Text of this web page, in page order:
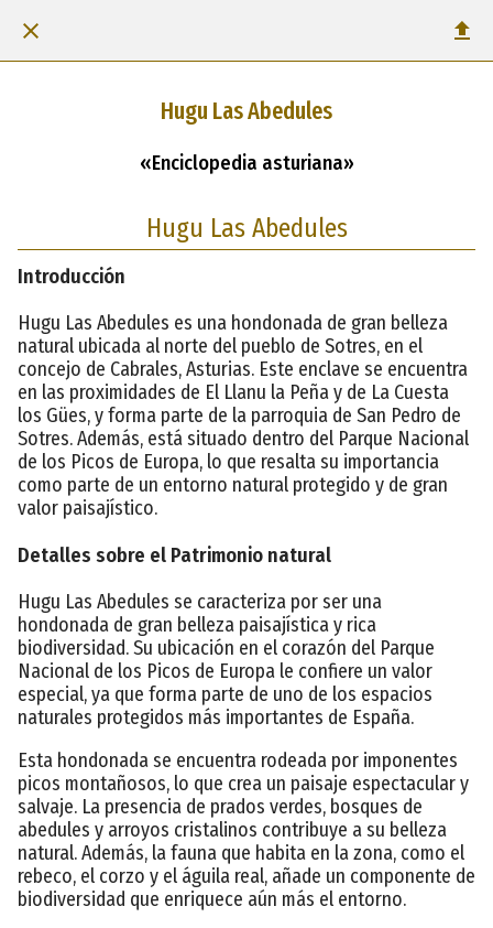
Hugu Las Abedules
«Enciclopedia asturiana»
Hugu Las Abedules
Introducción
Hugu Las Abedules es una hondonada de gran belleza
natural ubicada al norte del pueblo de Sotres, en el
concejo de Cabrales, Asturias. Este enclave se encuentra
en las proximidades de El Llanu la Peña y de La Cuesta
los Gües, y forma parte de la parroquia de San Pedro de
Sotres. Además, está situado dentro del Parque Nacional
de los Picos de Europa, lo que resalta su importancia
como parte de un entorno natural protegido y de gran
valor paisajístico.
Detalles sobre el Patrimonio natural
Hugu Las Abedules se caracteriza por ser una
hondonada de gran belleza paisajística y rica
biodiversidad. Su ubicación en el corazón del Parque
Nacional de los Picos de Europa le confiere un valor
especial, ya que forma parte de uno de los espacios
naturales protegidos más importantes de España.
Esta hondonada se encuentra rodeada por imponentes
picos montañosos, lo que crea un paisaje espectacular y
salvaje. La presencia de prados verdes, bosques de
abedules y arroyos cristalinos contribuye a su belleza
natural. Además, la fauna que habita en la zona, como el
rebeco, el corzo y el águila real, añade un componente de
biodiversidad que enriquece aún más el entorno.